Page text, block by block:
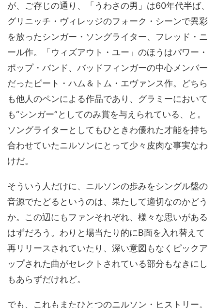
が、ご存じの通り、「うわさの男」は60年代半ば、
グリニッチ・ヴィレッジのフォーク・シーンで異彩
を放ったシンガー・ソングライター、フレッド・ニ
ール作。「ウィズアウト・ユー」のほうはパワー・
ポップ・バンド、バッドフィンガーの中心メンバー
だったピート・ハム＆トム・エヴァンス作。どちら
も他人のペンによる作品であり、グラミーにおいて
も“シンガー”としてのみ賞を与えられている、と。
ソングライターとしてもひときわ優れた才能を持ち
合わせていたニルソンにとって少々皮肉な事実なわ
けだ。
そういう人だけに、ニルソンの歩みをシングル盤の
音源でたどるというのは、果たして適切なのかどう
か。この辺にもファンそれぞれ、様々な思いがある
はずだろう。わりと場当たり的にB面を入れ替えて
再リリースされていたり、深い意図もなくピックア
ップされた曲がセレクトされている部分もなきにし
もあらずだけれど。
でも、これもまたひとつのニルソン・ヒストリー。